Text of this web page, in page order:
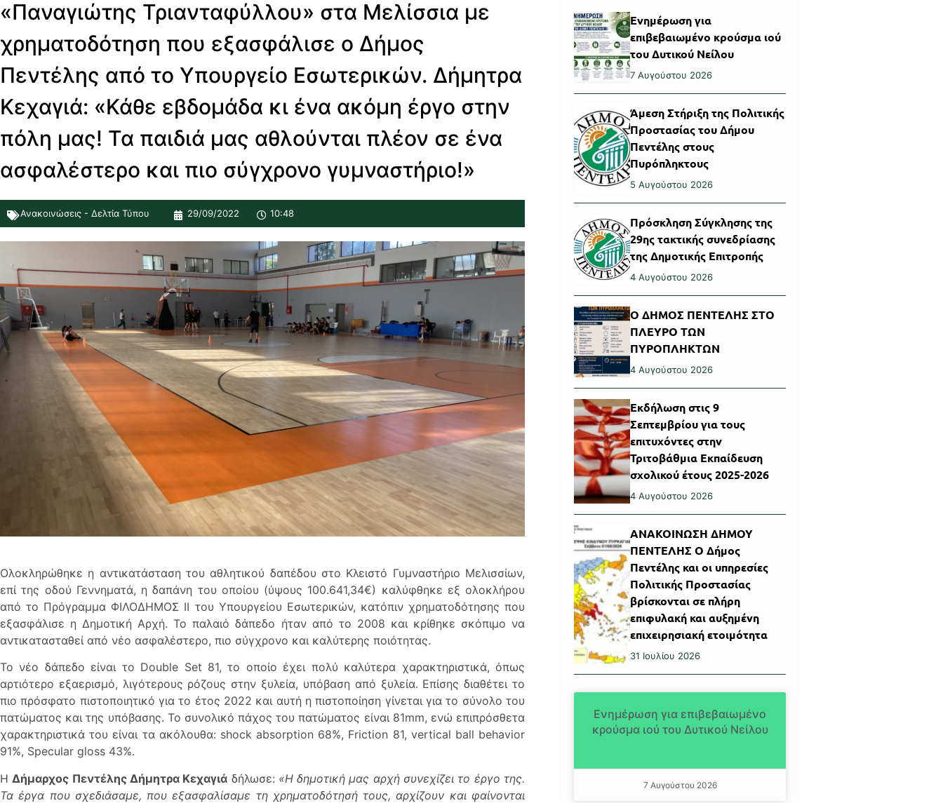
«Παναγιώτης Τριανταφύλλου» στα Μελίσσια με
χρηματοδότηση που εξασφάλισε ο Δήμος
Πεντέλης από το Υπουργείο Εσωτερικών. Δήμητρα
Κεχαγιά: «Κάθε εβδομάδα κι ένα ακόμη έργο στην
πόλη μας! Τα παιδιά μας αθλούνται πλέον σε ένα
ασφαλέστερο και πιο σύγχρονο γυμναστήριο!»
Ανακοινώσεις - Δελτία Τύπου 29/09/2022 10:48
Ολοκληρώθηκε η αντικατάσταση του αθλητικού δαπέδου στο Κλειστό Γυμναστήριο Μελισσίων,
επί της οδού Γεννηματά, η δαπάνη του οποίου (ύψους 100.641,34€) καλύφθηκε εξ ολοκλήρου
από το Πρόγραμμα ΦΙΛΟΔΗΜΟΣ ΙΙ του Υπουργείου Εσωτερικών, κατόπιν χρηματοδότησης που
εξασφάλισε η Δημοτική Αρχή. Το παλαιό δάπεδο ήταν από το 2008 και κρίθηκε σκόπιμο να
αντικατασταθεί από νέο ασφαλέστερο, πιο σύγχρονο και καλύτερης ποιότητας.
Το νέο δάπεδο είναι το Double Set 81, το οποίο έχει πολύ καλύτερα χαρακτηριστικά, όπως
αρτιότερο εξαερισμό, λιγότερους ρόζους στην ξυλεία, υπόβαση από ξυλεία. Επίσης διαθέτει το
πιο πρόσφατο πιστοποιητικό για το έτος 2022 και αυτή η πιστοποίηση γίνεται για το σύνολο του
πατώματος και της υπόβασης. Το συνολικό πάχος του πατώματος είναι 81mm, ενώ επιπρόσθετα
χαρακτηριστικά του είναι τα ακόλουθα: shock absorption 68%, Friction 81, vertical ball behavior
91%, Specular gloss 43%.
Η Δήμαρχος Πεντέλης Δήμητρα Κεχαγιά δήλωσε: «Η δημοτική μας αρχή συνεχίζει το έργο της.
Τα έργα που σχεδιάσαμε, που εξασφαλίσαμε τη χρηματοδότησή τους, αρχίζουν και φαίνονται
Ενημέρωση για
επιβεβαιωμένο κρούσμα ιού
του Δυτικού Νείλου
7 Αυγούστου 2026
Άμεση Στήριξη της Πολιτικής
Προστασίας του Δήμου
Πεντέλης στους
Πυρόπληκτους
5 Αυγούστου 2026
Πρόσκληση Σύγκλησης της
29ης τακτικής συνεδρίασης
της Δημοτικής Επιτροπής
4 Αυγούστου 2026
Ο ΔΗΜΟΣ ΠΕΝΤΕΛΗΣ ΣΤΟ
ΠΛΕΥΡΟ ΤΩΝ
ΠΥΡΟΠΛΗΚΤΩΝ
4 Αυγούστου 2026
Εκδήλωση στις 9
Σεπτεμβρίου για τους
επιτυχόντες στην
Τριτοβάθμια Εκπαίδευση
σχολικού έτους 2025-2026
4 Αυγούστου 2026
ΑΝΑΚΟΙΝΩΣΗ ΔΗΜΟΥ
ΠΕΝΤΕΛΗΣ Ο Δήμος
Πεντέλης και οι υπηρεσίες
Πολιτικής Προστασίας
βρίσκονται σε πλήρη
επιφυλακή και αυξημένη
επιχειρησιακή ετοιμότητα
31 Ιουλίου 2026
Ενημέρωση για επιβεβαιωμένο
κρούσμα ιού του Δυτικού Νείλου
7 Αυγούστου 2026